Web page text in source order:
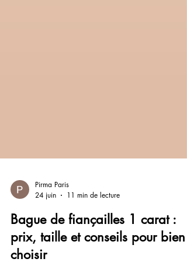
Pirma Paris
24 juin
11 min de lecture
Bague de fiançailles 1 carat :